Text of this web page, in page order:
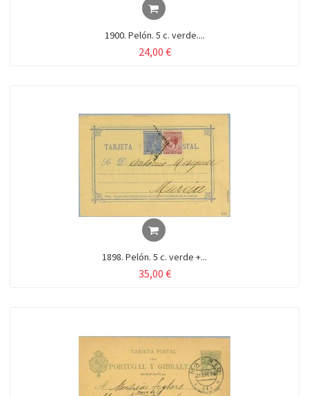
1900. Pelón. 5 c. verde....
24,00 €
1898. Pelón. 5 c. verde +...
35,00 €